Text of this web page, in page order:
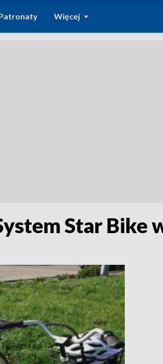
Więcej
Star Bike